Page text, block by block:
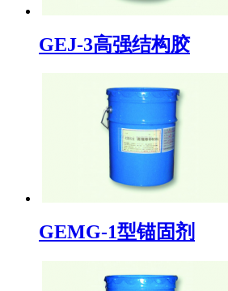
GEJ-3高强结构胶
GEMG-1型锚固剂